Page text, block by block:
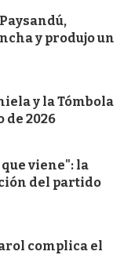
y produjo un
y la Tómbola
de 2026
viene": la
del partido
complica el